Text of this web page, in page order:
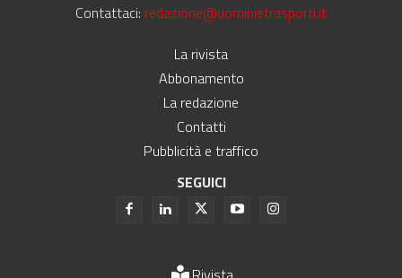
Contattaci: redazione@uominietrasporti.it
La rivista
Abbonamento
La redazione
Contatti
Pubblicità e traffico
SEGUICI